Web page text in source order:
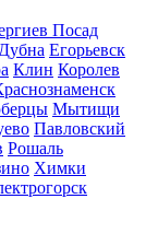
Посад
Дубна Егорьевск
Клин Королев
Мытищи
Павловский
Рошаль
Химки